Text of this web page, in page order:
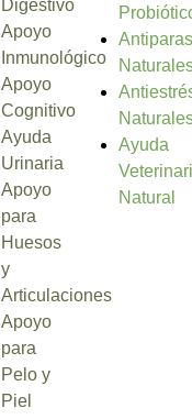
Digestivo
Apoyo
Inmunológico
Apoyo
Cognitivo
Ayuda
Urinaria
Apoyo
para
Huesos
y
Articulaciones
Apoyo
para
Pelo y
Piel
Ayuda
Natural